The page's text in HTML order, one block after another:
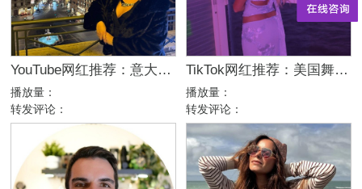
YouTube网红推荐：意大利家庭生活美妆护肤尾部博主
播放量：
转发评论：
TikTok网红推荐：美国舞蹈美女娱乐达人资源
播放量：
转发评论：